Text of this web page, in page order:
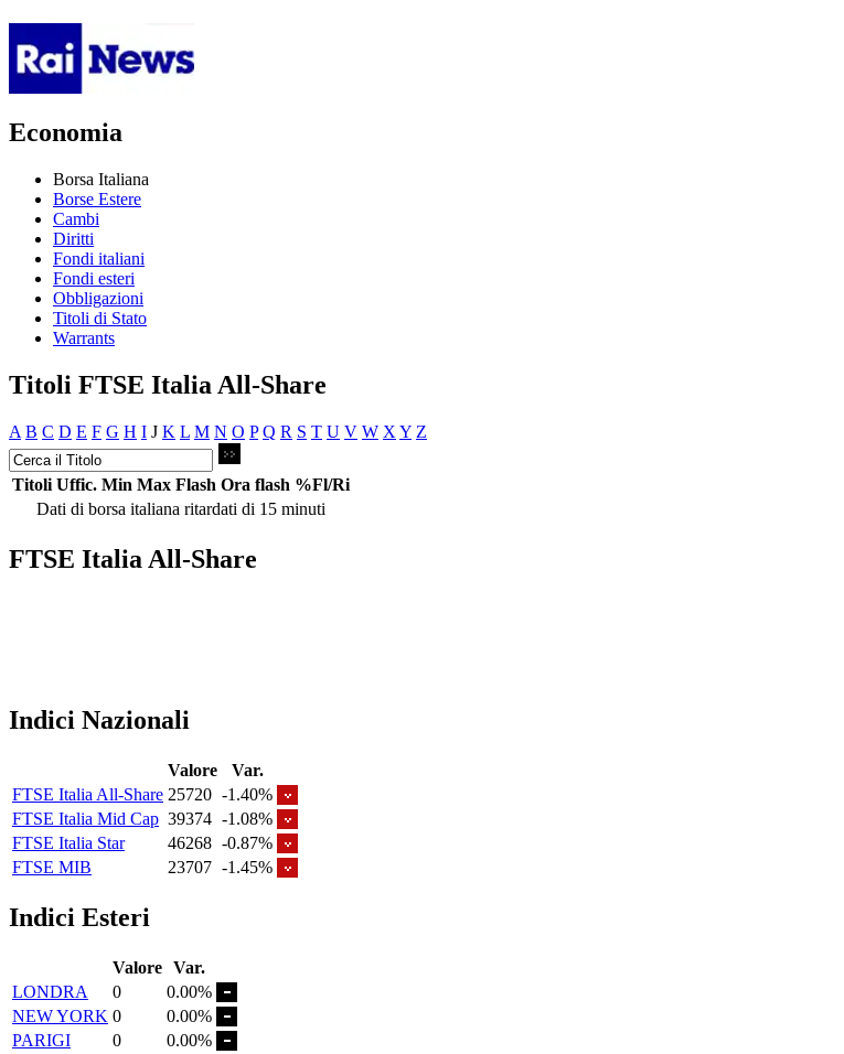
Economia
Borsa Italiana
Borse Estere
Cambi
Diritti
Fondi italiani
Fondi esteri
Obbligazioni
Titoli di Stato
Warrants
Titoli FTSE Italia All-Share
A B C D E F G H I J K L M N O P Q R S T U V W X Y Z
Titoli Uffic. Min Max Flash Ora flash %Fl/Ri
Dati di borsa italiana ritardati di 15 minuti
FTSE Italia All-Share
Indici Nazionali
Valore
Var.
FTSE Italia All-Share 25720 -1.40%
FTSE Italia Mid Cap 39374 -1.08%
FTSE Italia Star
46268 -0.87%
FTSE MIB
23707 -1.45%
Indici Esteri
Valore Var.
LONDRA
0
0.00%
NEW YORK 0
0.00%
PARIGI
0
0.00%